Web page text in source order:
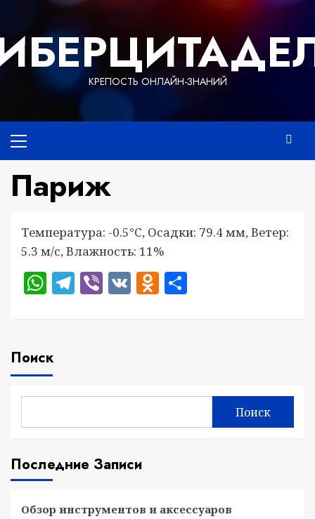
содержимому
КРЕПОСТЬ ОНЛАЙН-ЗНАНИЙ
меню
Париж
Температура: -0.5°C, Осадки: 79.4 мм, Ветер:
5.3 м/с, Влажность: 11%
WhatsApp
Telegram
Viber
VKOdnoklassniki
Поиск
Поиск
Последние Записи
Обзор инструментов и аксессуаров